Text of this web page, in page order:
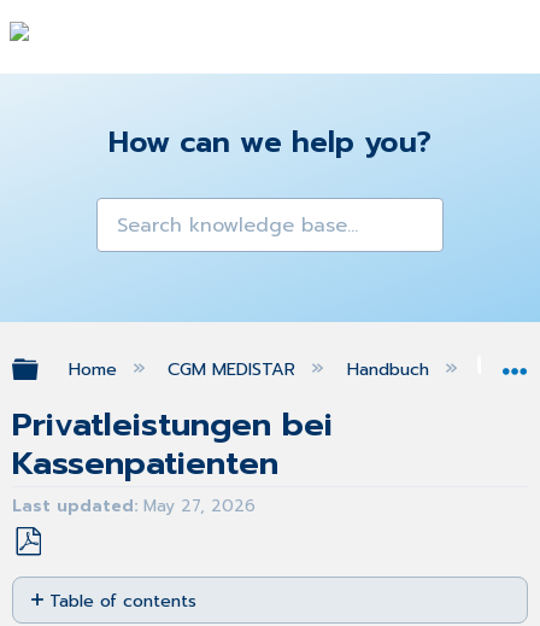
How can we help you?
Expand/collapse global hierarchy
Home CGM MEDISTAR Handbuch
Privatleistungen bei
Kassenpatienten
Last updated May 27, 2026
Save
as Table of contents